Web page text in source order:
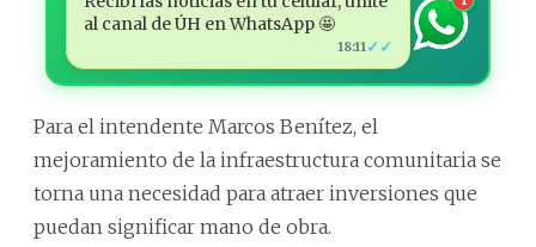
al canal de ÚH en WhatsApp 🤩
18:11 ✓✓
Para el intendente Marcos Benítez, el
mejoramiento de la infraestructura comunitaria se
torna una necesidad para atraer inversiones que
puedan significar mano de obra.